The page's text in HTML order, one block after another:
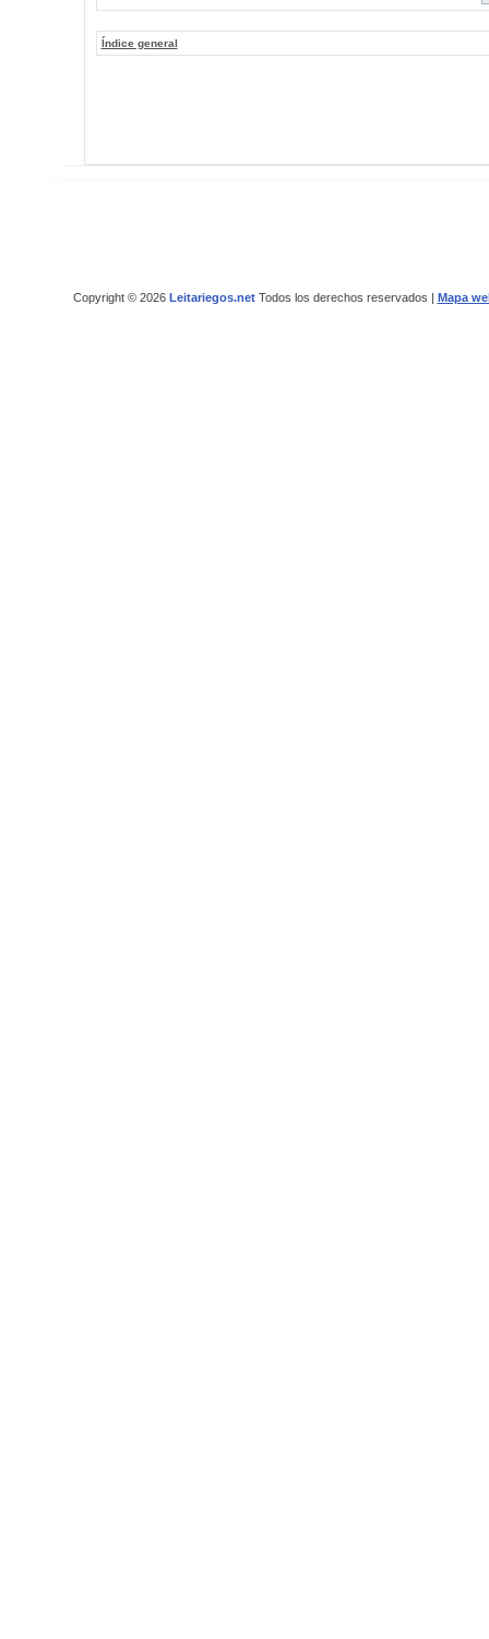
Índice general
Copyright © 2026 Leitariegos.netTodos los derechos reservados | Mapa